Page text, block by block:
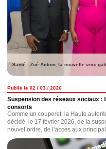
Publié le 02 / 03 / 2026
Suspension des réseaux sociaux :
consorts
Comme un couperet, la Haute
décidé, le 17 février 2026, de la
nouvel ordre, de l’accès aux
diffusion de contenus jugés
injurieux”. Depuis lors, comment la